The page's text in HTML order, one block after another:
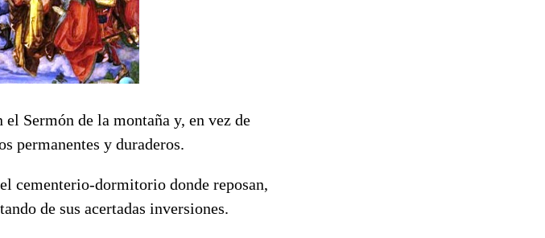
Sermón de la montaña y, en vez de
permanentes y duraderos.
cementerio-dormitorio donde reposan,
de sus acertadas inversiones.